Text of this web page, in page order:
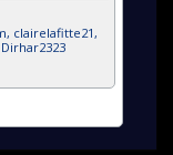
, clairelafitte21 ,
Dirhar2323